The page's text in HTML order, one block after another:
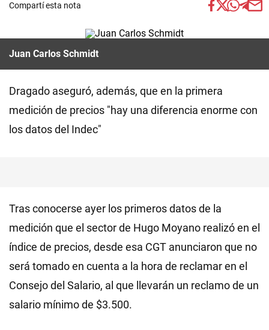
Compartí esta nota
Juan Carlos Schmidt
Dragado aseguró, además, que en la primera
medición de precios "hay una diferencia enorme con
los datos del Indec"
Tras conocerse ayer los primeros datos de la
medición que el sector de Hugo Moyano realizó en el
índice de precios, desde esa CGT anunciaron que no
será tomado en cuenta a la hora de reclamar en el
Consejo del Salario, al que llevarán un reclamo de un
salario mínimo de $3.500.